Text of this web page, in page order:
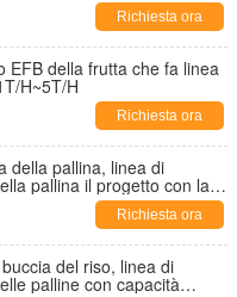
Richiesta ora
EFB della frutta che fa linea
H~5T/H
Richiesta ora
della pallina, linea di
pallina il progetto con la
Richiesta ora
del riso, linea di
palline con capacità